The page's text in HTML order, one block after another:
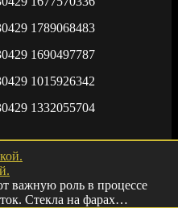
важную роль в процессе
Стекла на фарах…